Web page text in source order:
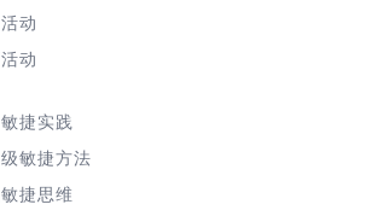
动
动
捷实践
敏捷方法
捷思维